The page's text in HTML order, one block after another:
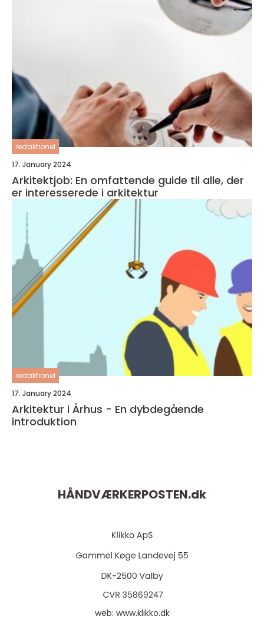
redaktionel
17. January 2024
Arkitektjob: En omfattende guide til alle, der
er interesserede i arkitektur
redaktionel
17. January 2024
Arkitektur i Århus - En dybdegående
introduktion
HÅNDVÆRKERPOSTEN.dk
web: www.klikko.dk